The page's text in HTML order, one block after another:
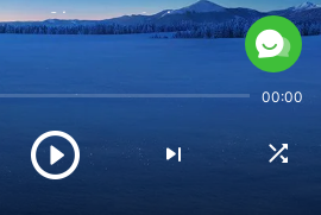
μεταξύ των ανθρώπων
τη συνύπαρξη
του Θεού με τον άνθρωπο,
την επιθυμία του ανθρώπου
πρόσωπο του Θεού,
00:00